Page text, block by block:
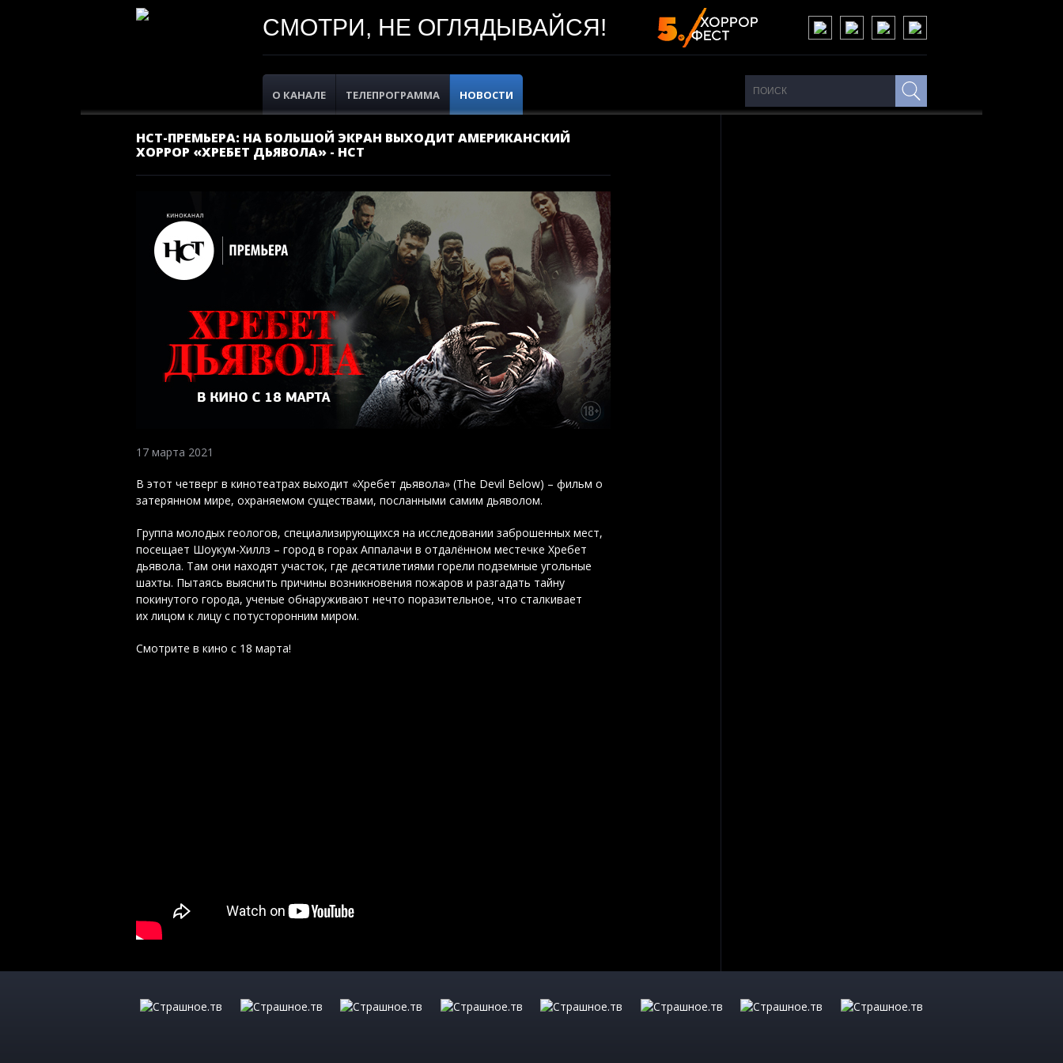
СМОТРИ, НЕ ОГЛЯДЫВАЙСЯ!
О КАНАЛЕ ТЕЛЕПРОГРАММА НОВОСТИ
НСТ-ПРЕМЬЕРА: НА БОЛЬШОЙ ЭКРАН ВЫХОДИТ АМЕРИКАНСКИЙ
ХОРРОР «ХРЕБЕТ ДЬЯВОЛА» - НСТ
17 марта 2021
В этот четверг в кинотеатрах выходит «Хребет дьявола» (The Devil Below) – фильм о
затерянном мире, охраняемом существами, посланными самим дьяволом.
Группа молодых геологов, специализирующихся на исследовании заброшенных мест,
посещает Шоукум-Хиллз – город в горах Аппалачи в отдалённом местечке Хребет
дьявола. Там они находят участок, где десятилетиями горели подземные угольные
шахты. Пытаясь выяснить причины возникновения пожаров и разгадать тайну
покинутого города, ученые обнаруживают нечто поразительное, что сталкивает
их лицом к лицу с потусторонним миром.
Смотрите в кино с 18 марта!